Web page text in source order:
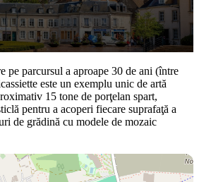
pe parcursul a aproape 30 de ani (între
este un exemplu unic de artă
15 tone de porţelan spart,
pentru a acoperi fiecare suprafaţă a
de grădină cu modele de mozaic